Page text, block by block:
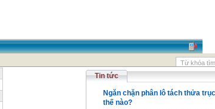
Tin tức
Ngăn chặn phân lô tách thửa
thế nào?